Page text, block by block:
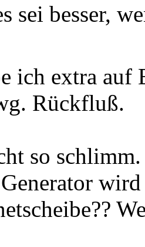
sei besser,
ich extra
Rückfluß.
so